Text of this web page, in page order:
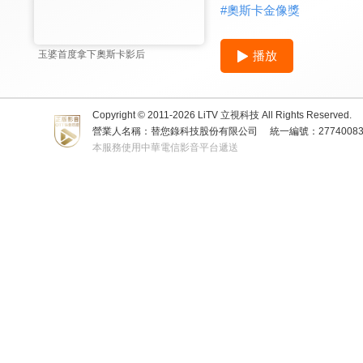
玉婆首度拿下奧斯卡影后
#奧斯卡金像獎
播放
Copyright © 2011-2026 LiTV 立視科技 All Rights Reserved.
營業人名稱：替您錄科技股份有限公司
統一編號：
本服務使用中華電信影音平台遞送